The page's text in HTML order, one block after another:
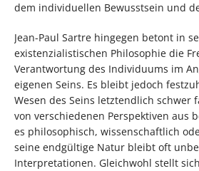
dem individuellen Bewusstsein und
Jean-Paul Sartre hingegen betont in
existenzialistischen Philosophie die
Verantwortung des Individuums im
eigenen Seins. Es bleibt jedoch
Wesen des Seins letztendlich schwer
von verschiedenen Perspektiven aus
es philosophisch, wissenschaftlich
seine endgültige Natur bleibt oft
Interpretationen. Gleichwohl stellt